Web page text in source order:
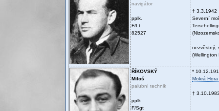
navigátor
pplk.
F/Lt
82527
† 3.3.1942
Severní
nezvěstný,
(Wellington
ŘÍKOVSKÝ
Miloš
palubní technik
pplk.
F/Sgt
*
Mokrá Hora
†